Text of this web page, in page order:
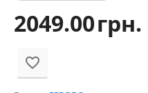
2049.00грн.